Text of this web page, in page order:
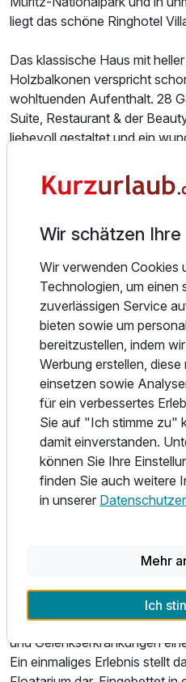
Ausstattung
Zusatznächte
Einzelzimmer
1 Erwachsenen und 1 Kind
liegt das schöne Ringhotel
Das klassische Haus mit
Holzbalkonen verspricht
wohltuenden Aufenthalt. 28
Suite, Restaurant & der
liebevoll gestaltet und ein
Das Heilbad Waren mit
Altstadt und der neuen
Blick in den Müritz-
Serviceteam verwöhnen. Die
man am besten auf der
Der Küchenmeister bietet
Deshalb sollten Sie es nicht
typischen Mecklenburger
Fischgerichte zu probieren.
Aber auch saisonbedingte
Kompositionen stehen auf
Als erstes Hotel in Waren und
SilvaSpa des 4-Sterne-
Anwendungen mit der
Die Warener Natur-Heilsole
von 1 550 Metern
und Gelenkserkrankungen
Ein einmaliges Erlebnis stellt
Wir schätzen
Wir verwenden Cookies
Technologien, um einen
zuverlässigen Service
bieten sowie um
bereitzustellen, indem
Werbung erstellen,
einsetzen sowie
für ein verbessertes
Sie auf "Ich stimme zu"
damit einverstanden.
können Sie Ihre
finden Sie auch weitere
in unserer
Mehr
Ich